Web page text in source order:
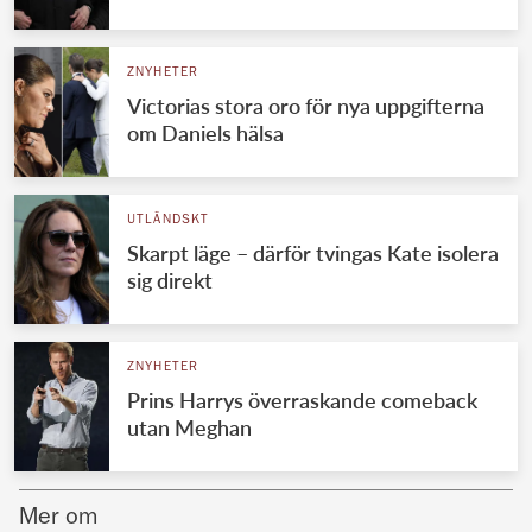
Danska kungahuset
Jordanska kungahuset
Luxemburgska storhertighuset
Japanska kejsarhuset
Thailändska kungahuset
Marockanska kungahuset
ZNYHETER
Victorias stora oro för nya uppgifterna
om Daniels hälsa
UTLÄNDSKT
Skarpt läge – därför tvingas Kate isolera
sig direkt
ZNYHETER
Prins Harrys överraskande comeback
utan Meghan
Mer om